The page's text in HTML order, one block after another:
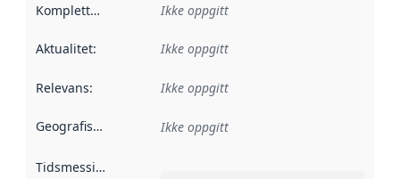
Kompletthet Ikke oppgitt
Aktualitet: Ikke oppgitt
Relevans: Ikke oppgitt
Geografisk avgrensning :
Ikke oppgitt
Tidsmessig avgrensning